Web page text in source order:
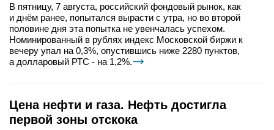
В пятницу, 7 августа, российский фондовый рынок, как
и днём ранее, попытался вырасти с утра, но во второй
половине дня эта попытка не увенчалась успехом.
Номинированный в рублях индекс Московской биржи к
вечеру упал на 0,3%, опустившись ниже 2280 пунктов,
а долларовый РТС - на 1,2%.
Цена нефти и газа. Нефть достигла
первой зоны отскока